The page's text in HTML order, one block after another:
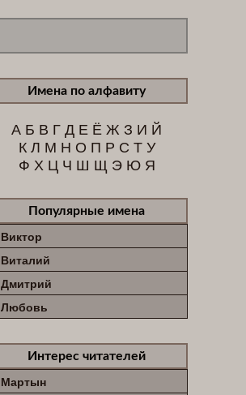
Имена по алфавиту
А Б В ГД Е Ё Ж З И Й
К Л М Н О П Р С Т У
Ф Х Ц Ч Ш Щ Э Ю Я
Популярные имена
Виктор
Виталий
Дмитрий
Любовь
Интерес читателей
Мартын